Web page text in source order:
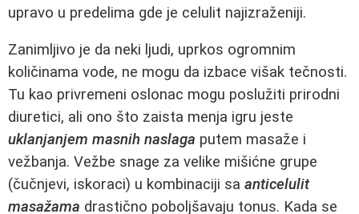
upravo u predelima gde je celulit najizraženiji.
Zanimljivo je da neki ljudi, uprkos ogromnim
količinama vode, ne mogu da izbace višak tečnosti.
Tu kao privremeni oslonac mogu poslužiti prirodni
diuretici, ali ono što zaista menja igru jeste
uklanjanjem masnih naslaga putem masaže i
vežbanja. Vežbe snage za velike mišićne grupe
(čučnjevi, iskoraci) u kombinaciji sa anticelulit
masažama drastično poboljšavaju tonus. Kada se